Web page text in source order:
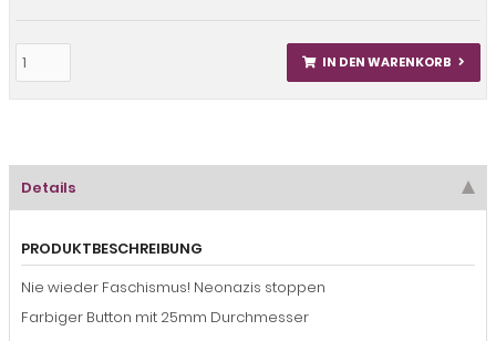
IN DEN WARENKORB
Details
PRODUKTBESCHREIBUNG
Nie wieder Faschismus! Neonazis stoppen
Farbiger Button mit 25mm Durchmesser